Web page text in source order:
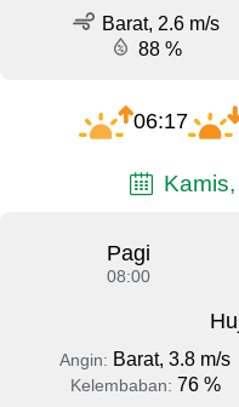
Barat, 2.6 m/s
88 %
06:17
Pagi
08:00
Angin: Barat, 3.8 m/s
Kelembaban: 76 %